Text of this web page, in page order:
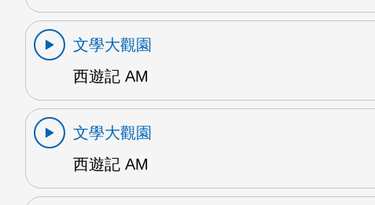
文學大觀園
西遊記 AM
文學大觀園
西遊記 AM